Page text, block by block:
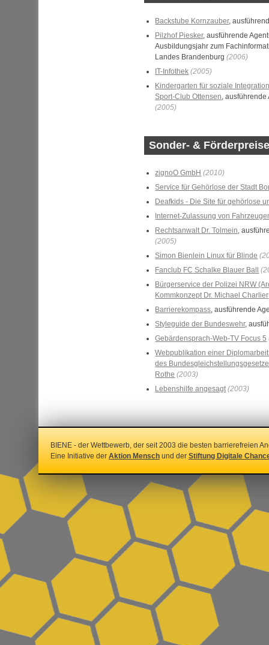
Backstube Kornzauber,
Pilzhof Piesker, ausführende
Ausbildungsjahr zum
Landes Brandenburg(2006)
IT-Infothek (2005)
Kindergarten für soziale
Sport-Club Ottensen,
(2005)
Sonder- &
zignoO GmbH (2010)
Service für Gehörlose der Stadt
Deafkids - Die Site für gehörlose
Internet-Zulassung von
Rechtsanwalt Dr. Tolmein,
(2005)
Simon Bienlein Linux für Blinde
Fanclub FC Schalke Blauer Ball
Bürgerservice der Polizei NRW
Kommkonzept Dr. MichaelCharlier
Barrierekompass, ausführende
Styleguide der Bundeswehr,
Gebärdensprach-Web-TV Focus 5
Webpublikation einer
des
Rothe (2003)
Lebenshilfe angesagt (2003)
BIENE - der Wettbewerb, der seit 2003 die besten barrierefreien
Eine Initiative der Aktion Mensch und der Stiftung Digitale